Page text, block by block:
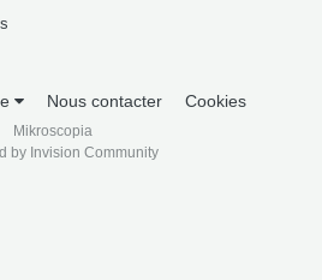
Nous contacter Cookies
Mikroscopia
by Invision Community